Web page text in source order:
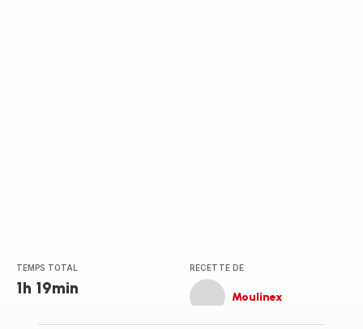
TEMPS TOTAL
1h 19min
RECETTE DE
Moulinex